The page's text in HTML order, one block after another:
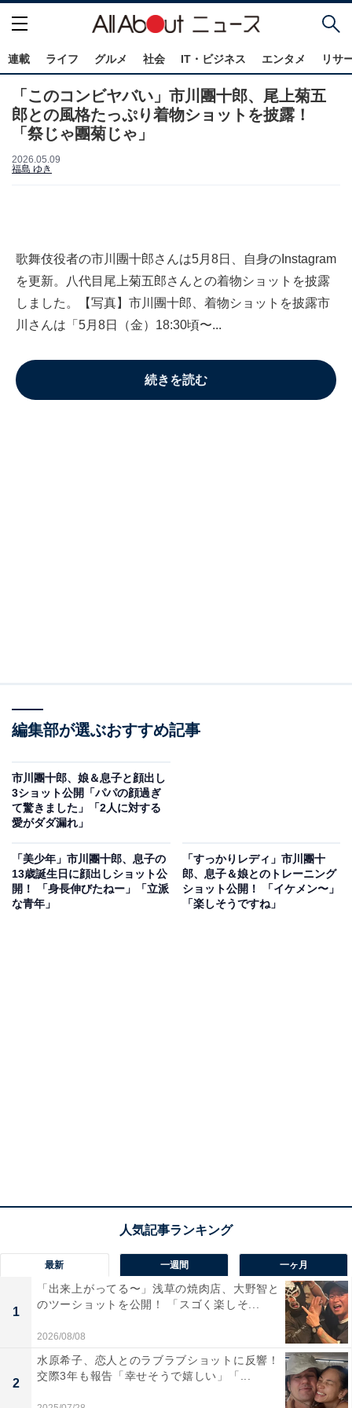
連載 ライフ グルメ 社会 IT・ビジネス エンタメ リサ
「このコンビヤバい」市川團十郎、尾上菊五
郎との風格たっぷり着物ショットを披露！
「祭じゃ團菊じゃ」
2026.05.09
福島 ゆき
歌舞伎役者の市川團十郎さんは5月8日、自身のInstagram
を更新。八代目尾上菊五郎さんとの着物ショットを披露
しました。【写真】市川團十郎、着物ショットを披露市
川さんは「5月8日（金）18:30頃〜...
続きを読む
編集部が選ぶおすすめ記事
市川團十郎、娘＆息子と顔出し
3ショット公開「パパの顔過ぎ
て驚きました」「2人に対する
愛がダダ漏れ」
「美少年」市川團十郎、息子の
13歳誕生日に顔出しショット公
開！ 「身長伸びたねー」「立派
な青年」
「すっかりレディ」市川團十
郎、息子＆娘とのトレーニング
ショット公開！ 「イケメン〜」
「楽しそうですね」
最新 一週間 一ヶ月
1
「出来上がってる〜」浅草の焼肉店、大野智と
のツーショットを公開！ 「スゴく楽しそ...
2026/08/08
2
水原希子、恋人とのラブラブショットに反響！
交際3年も報告「幸せそうで嬉しい」「...